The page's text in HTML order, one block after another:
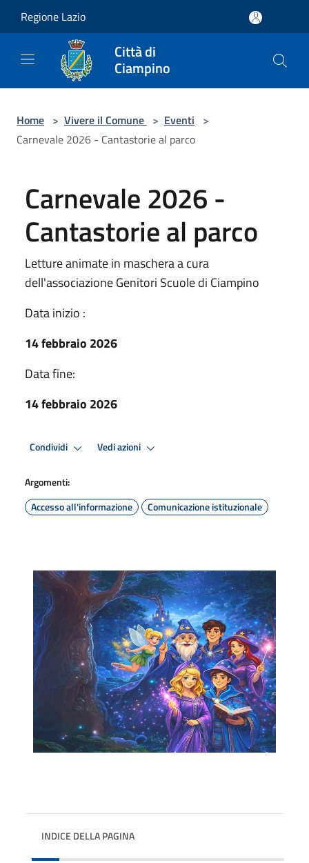
Regione Lazio
Città di
Ciampino
Home > Vivere il Comune > Eventi >
Carnevale 2026 - Cantastorie al parco
Carnevale 2026 -
Cantastorie al parco
Letture animate in maschera a cura
dell'associazione Genitori Scuole di Ciampino
Data inizio :
14 febbraio 2026
Data fine:
14 febbraio 2026
Condividi Vedi azioni
Argomenti:
Accesso all'informazione
Comunicazione istituzionale
INDICE DELLA PAGINA